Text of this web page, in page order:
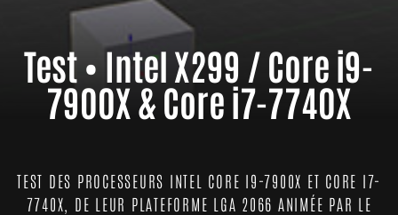
Test • Intel X299 / Core i9-
7900X & Core i7-7740X
TEST DES PROCESSEURS INTEL CORE I9-7900X ET CORE I7-
7740X, DE LEUR PLATEFORME LGA 2066 ANIMÉE PAR LE